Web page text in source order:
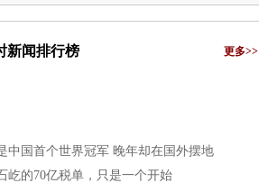
新闻排行榜 更多>>
中国首个世界冠军 晚年却在国外摆地
屹的70亿税单，只是一个开始